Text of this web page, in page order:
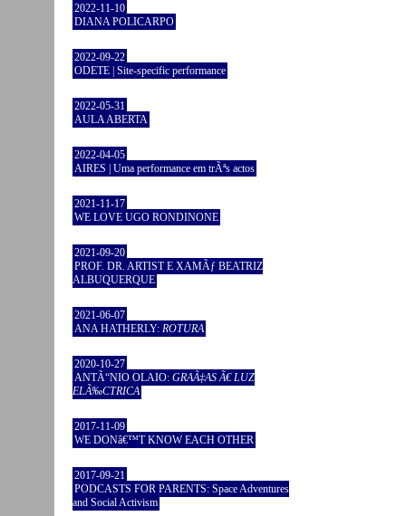
2022-11-10
DIANA POLICARPO
2022-09-22
ODETE | Site-specific performance
2022-05-31
AULA ABERTA
2022-04-05
AIRES | Uma performance em trÃªs actos
2021-11-17
WE LOVE UGO RONDINONE
2021-09-20
PROF. DR. ARTIST E XAMÃƒ BEATRIZ
ALBUQUERQUE
2021-06-07
ANA HATHERLY: ROTURA
2020-10-27
ANTÃ“NIO OLAIO: GRAÃ‡AS Ã€ LUZ
ELÃ‰CTRICA
2017-11-09
WE DONâ€™T KNOW EACH OTHER
2017-09-21
PODCASTS FOR PARENTS: Space Adventures
and Social Activism